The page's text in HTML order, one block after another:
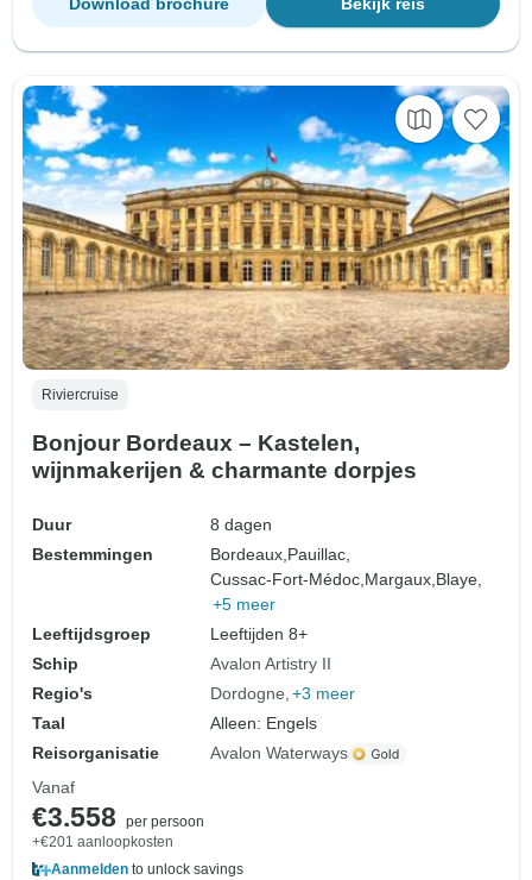
Riviercruise
Bonjour Bordeaux – Kastelen,
wijnmakerijen & charmante dorpjes
Duur
8 dagen
Bestemmingen
Bordeaux, Pauillac,
Cussac-Fort-Médoc, Margaux, Blaye,
+5 meer
Leeftijdsgroep
Leeftijden 8+
Schip
Avalon Artistry II
Regio's
Dordogne +3 meer
Taal
Alleen: Engels
Reisorganisatie
Avalon Waterways
Vanaf
€3.558
per persoon
+€201 aanloopkosten
Aanmelden to unlock savings